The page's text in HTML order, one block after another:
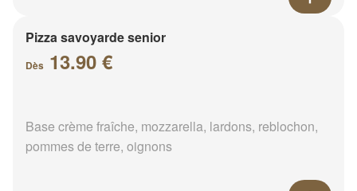
Pizza savoyarde senior
Dès 13.90 €
Base crème fraîche, mozzarella, lardons, reblochon,
pommes de terre, oignons